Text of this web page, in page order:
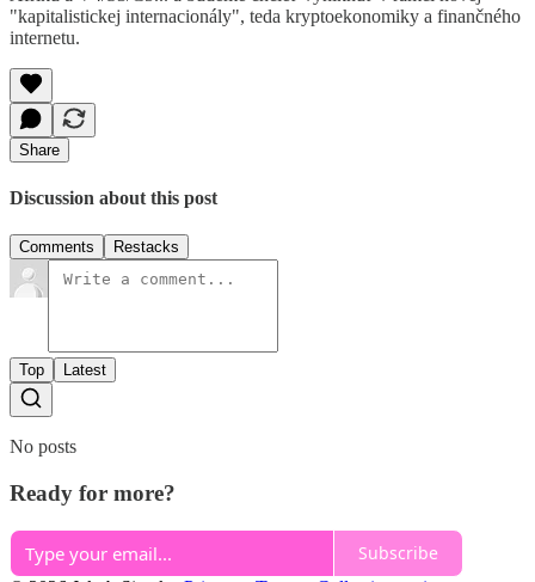
"kapitalistickej internacionály", teda kryptoekonomiky a finančného
internetu.
Share
Discussion about this post
Comments Restacks
Top Latest
No posts
Ready for more?
Subscribe